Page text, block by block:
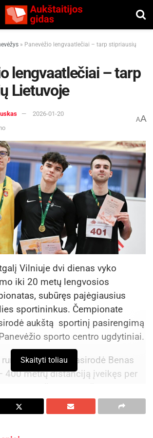
» Panevėžio lengvaatlečiai – tarp stipriausių
lengvaatlečiai – tarp
Lietuvoje
2026-01-20
AA
Vilniuje dvi dienas vyko
iki 20 metų lengvosios
subūręs pajėgiausius
sportininkus. Čempionate
aukštą sportinį pasirengimą
sporto centro ugdytiniai.
puikiai pasirodė Benas
400 metrų distanciją įveikęs per
iškovojo trečiąją vietą.
pat startavo 200 metrų
užėmė devintąją vietą.
Skaityti toliau